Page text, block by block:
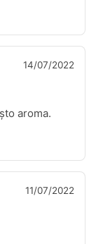
14/07/2022
aroma.
11/07/2022